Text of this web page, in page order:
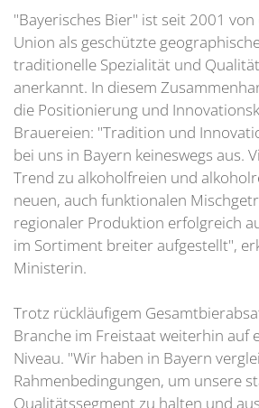
"Bayerisches Bier" ist seit 2001
Union als geschützte
traditionelle Spezialität und
anerkannt. In diesem
die Positionierung und
Brauereien: "Tradition und
bei uns in Bayern keineswegs aus.
Trend zu alkoholfreien und
neuen, auch funktionalen
regionaler Produktion erfolgreich
im Sortiment breiter aufgestellt",
Ministerin.
Trotz rückläufigem
Branche im Freistaat weiterhin auf
Niveau. "Wir haben in Bayern
Rahmenbedingungen, um unsere
Qualitätssegment zu halten und